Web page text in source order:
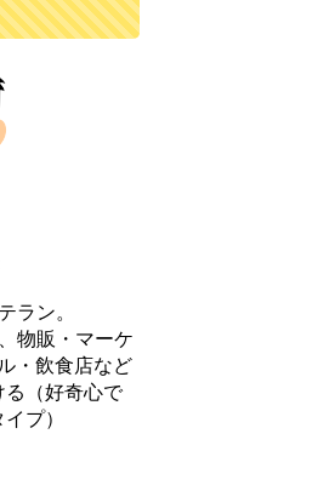
ラン。
物販・マーケ
・飲食店など
（好奇心で
プ）